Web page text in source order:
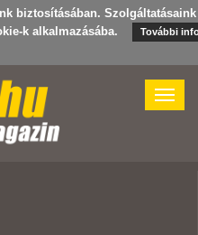
biztosításában. Szolgáltatásaink
k alkalmazásába.
További
Toggle